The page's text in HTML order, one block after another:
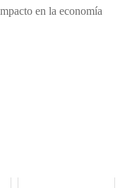
en la economía